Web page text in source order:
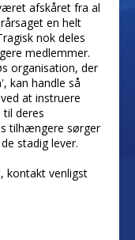
afskåret fra al
en helt
nok deles
medlemmer.
organisation, der
kan handle så
at instruere
deres
tilhængere sørger
stadig lever.
kontakt venligst